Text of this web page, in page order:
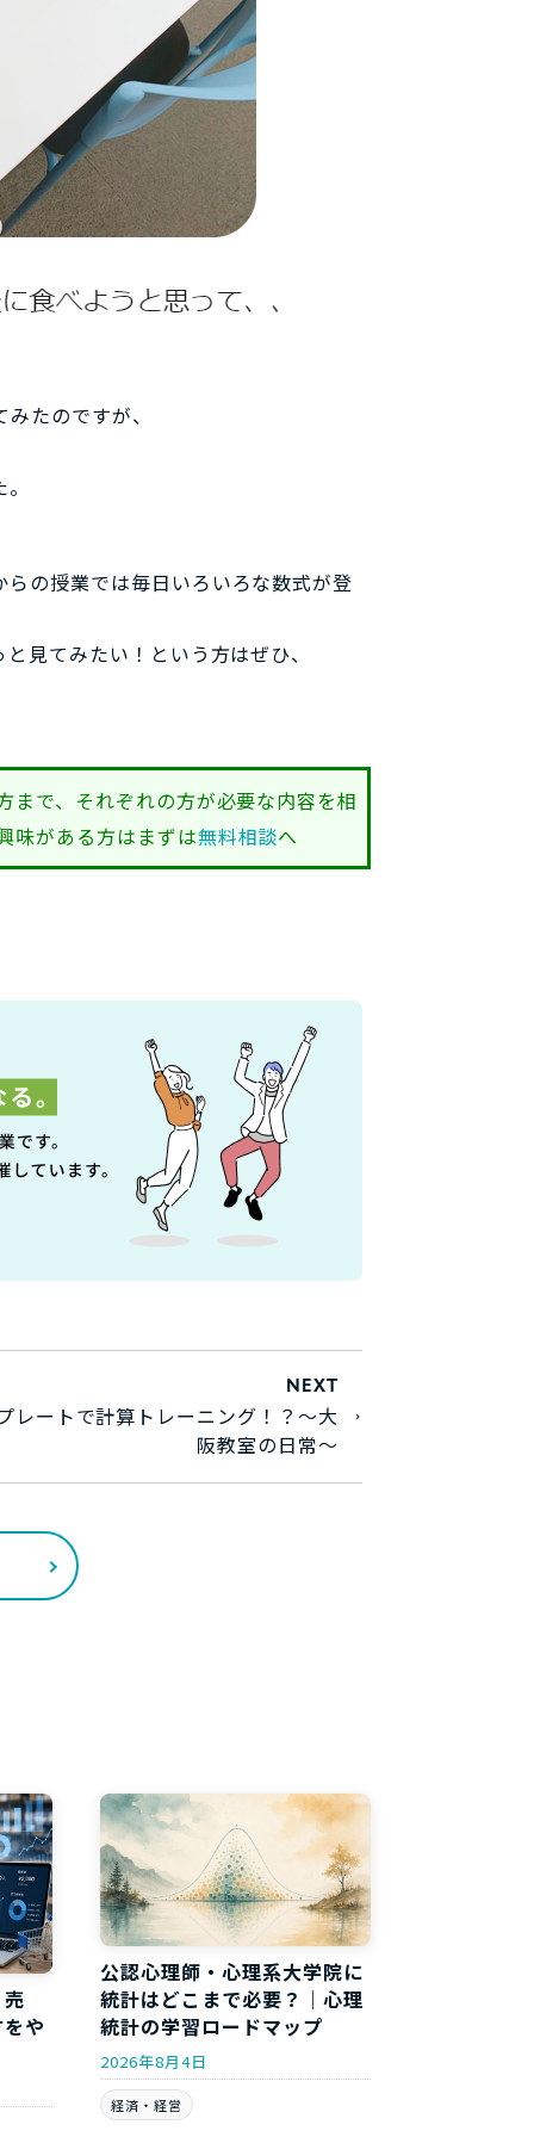
たのですが、
らの授業では毎日いろいろな数式が登
見てみたい！という方はぜひ、
まで、それぞれの方が必要な内容を相
味がある方はまずは無料相談へ
NEXT
レートで計算トレーニング！？～大
阪教室の日常～
や
公認心理師・心理系大学院に
統計はどこまで必要？｜心理
統計の学習ロードマップ
2026年8月4日
経済・経営